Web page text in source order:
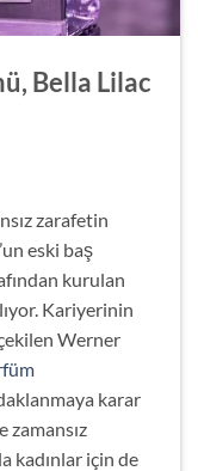
Bella Lilac
zarafetin
eski baş
kurulan
Kariyerinin
Werner
karar
zamansız
kadınlar için de